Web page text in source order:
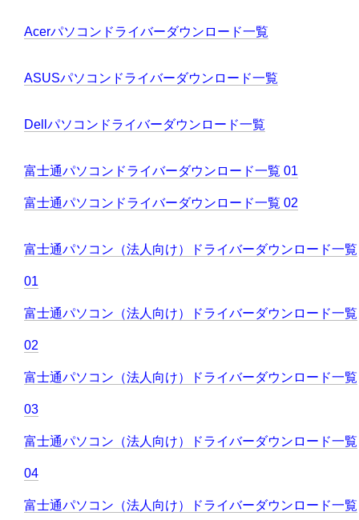
Acerパソコンドライバーダウンロード一覧
ASUSパソコンドライバーダウンロード一覧
Dellパソコンドライバーダウンロード一覧
富士通パソコンドライバーダウンロード一覧 01
富士通パソコンドライバーダウンロード一覧 02
富士通パソコン（法人向け）ドライバーダウンロード一覧
01
富士通パソコン（法人向け）ドライバーダウンロード一覧
02
富士通パソコン（法人向け）ドライバーダウンロード一覧
03
富士通パソコン（法人向け）ドライバーダウンロード一覧
04
富士通パソコン（法人向け）ドライバーダウンロード一覧